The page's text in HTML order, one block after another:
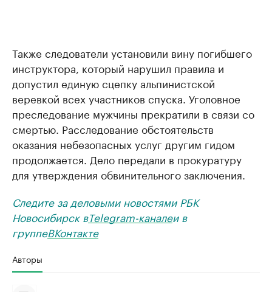
Также следователи установили вину погибшего
инструктора, который нарушил правила и
допустил единую сцепку альпинистской
веревкой всех участников спуска. Уголовное
преследование мужчины прекратили в связи со
смертью. Расследование обстоятельств
оказания небезопасных услуг другим гидом
продолжается. Дело передали в прокуратуру
для утверждения обвинительного заключения.
Следите за деловыми новостями РБК
Новосибирск вTelegram-каналеи в
группеВКонтакте
Авторы